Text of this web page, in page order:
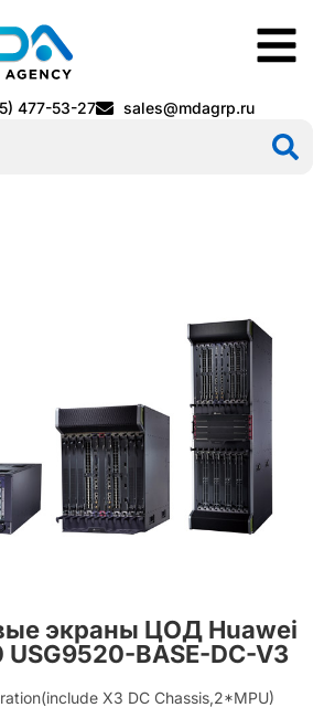
477-53-27 sales@mdagrp.ru
экраны ЦОД Huawei
USG9520-BASE-DC-V3
X3 DC Chassis,2*MPU)